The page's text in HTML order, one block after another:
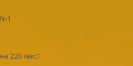
220 мест